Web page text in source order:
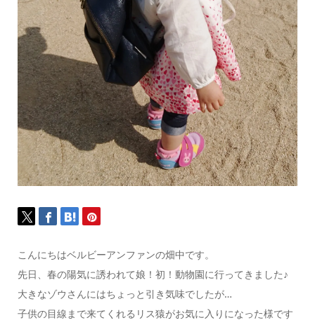
こんにちはベルビーアンファンの畑中です。
先日、春の陽気に誘われて娘！初！動物園に行ってきました♪
大きなゾウさんにはちょっと引き気味でしたが…
子供の目線まで来てくれるリス猿がお気に入りになった様です